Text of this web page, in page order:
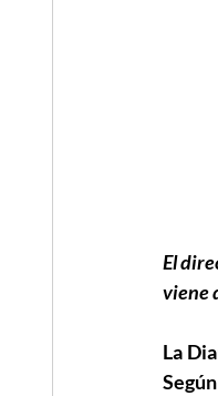
El
viene
La